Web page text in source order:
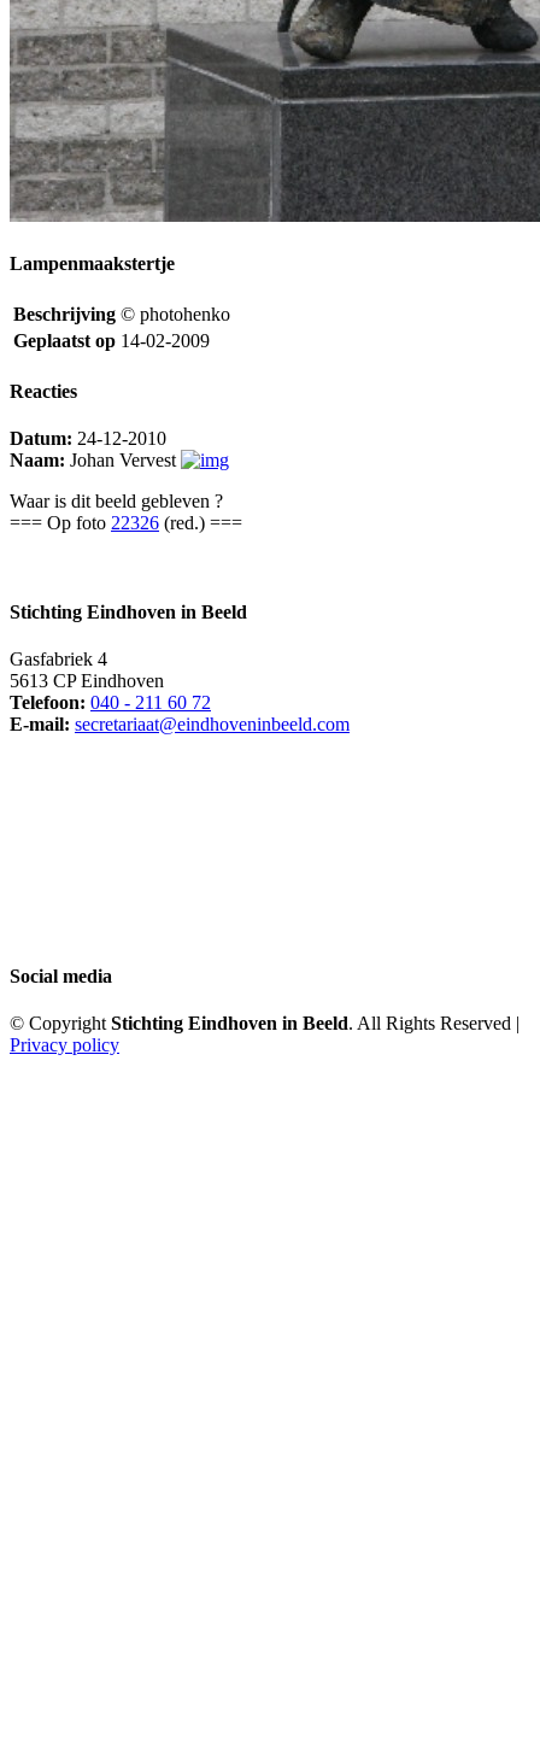
Lampenmaakstertje
Beschrijving © photohenko
Geplaatst op 14-02-2009
Reacties
Datum: 24-12-2010
Naam: Johan Vervest
Waar is dit beeld gebleven ?
=== Op foto 22326 (red.) ===
Stichting Eindhoven in Beeld
Gasfabriek 4
5613 CP Eindhoven
Telefoon: 040 - 211 60 72
E-mail: secretariaat@eindhoveninbeeld.com
Social media
© CopyrightStichting Eindhoven in Beeld. All Rights Reserved |
Privacy policy